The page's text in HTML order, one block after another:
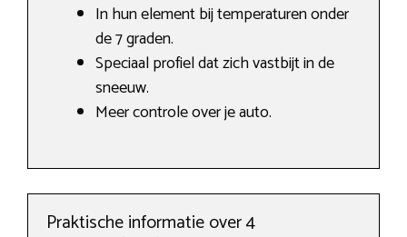
In hun element bij temperaturen onder
de 7 graden.
Speciaal profiel dat zich vastbijt in de
sneeuw.
Meer controle over je auto.
Praktische informatie over 4